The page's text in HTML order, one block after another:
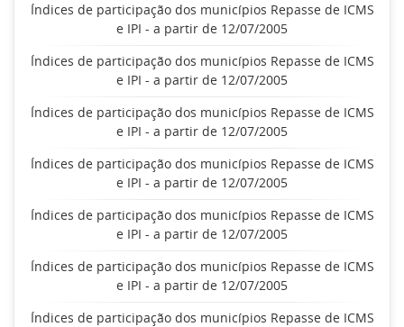
Índices de participação dos municípios Repasse de ICMS
e IPI - a partir de 12/07/2005
Índices de participação dos municípios Repasse de ICMS
e IPI - a partir de 12/07/2005
Índices de participação dos municípios Repasse de ICMS
e IPI - a partir de 12/07/2005
Índices de participação dos municípios Repasse de ICMS
e IPI - a partir de 12/07/2005
Índices de participação dos municípios Repasse de ICMS
e IPI - a partir de 12/07/2005
Índices de participação dos municípios Repasse de ICMS
e IPI - a partir de 12/07/2005
Índices de participação dos municípios Repasse de ICMS